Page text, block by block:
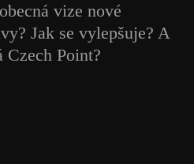
vize nové
Jak se vylepšuje? A
Czech Point?